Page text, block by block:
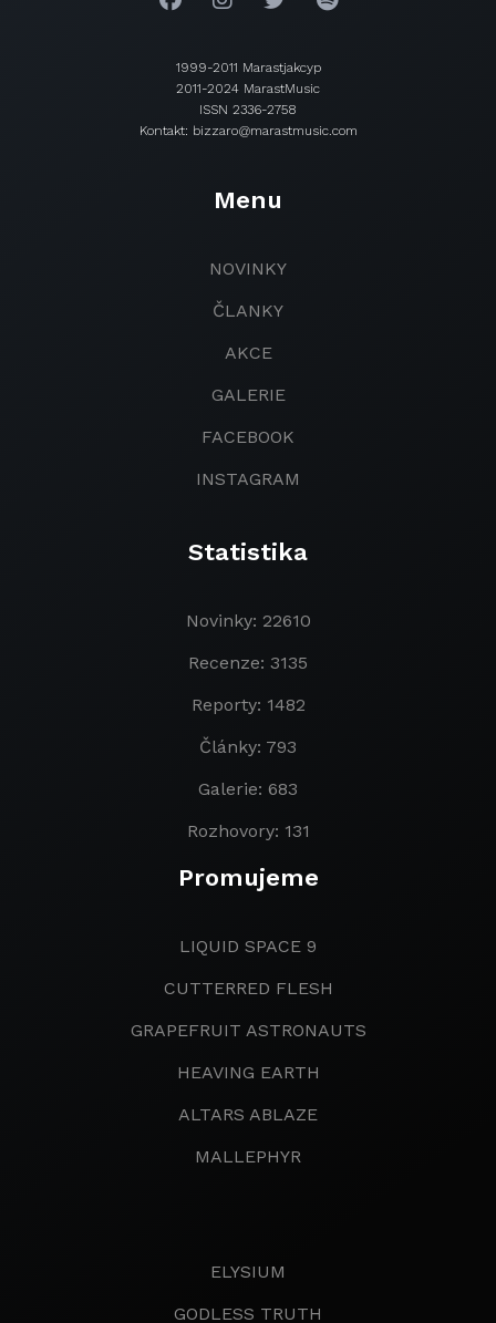
1999-2011 Marastjakcyp
2011-2024 MarastMusic
ISSN 2336-2758
Kontakt: bizzaro@marastmusic.com
Menu
NOVINKY
ČLANKY
AKCE
GALERIE
FACEBOOK
INSTAGRAM
Statistika
Novinky: 22610
Recenze: 3135
Reporty: 1482
Články: 793
Galerie: 683
Rozhovory: 131
Promujeme
LIQUID SPACE 9
CUTTERRED FLESH
GRAPEFRUIT ASTRONAUTS
HEAVING EARTH
ALTARS ABLAZE
MALLEPHYR
ELYSIUM
GODLESS TRUTH